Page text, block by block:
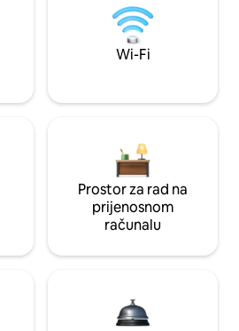
Wi-Fi
Prostor za rad na
prijenosnom
računalu